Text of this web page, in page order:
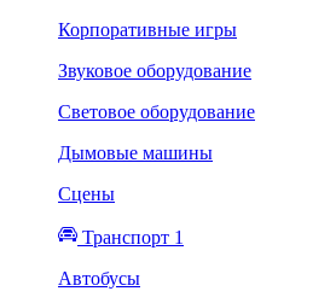
Корпоративные игры
Звуковое оборудование
Световое оборудование
Дымовые машины
Сцены
Транспорт 1
Автобусы